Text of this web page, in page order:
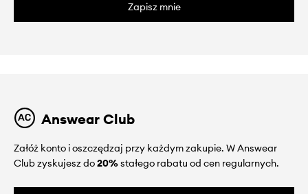
Zapisz mnie
Answear Club
Załóż konto i oszczędzaj przy każdym zakupie. W Answear
Club zyskujesz do20%stałego rabatu od cen regularnych.